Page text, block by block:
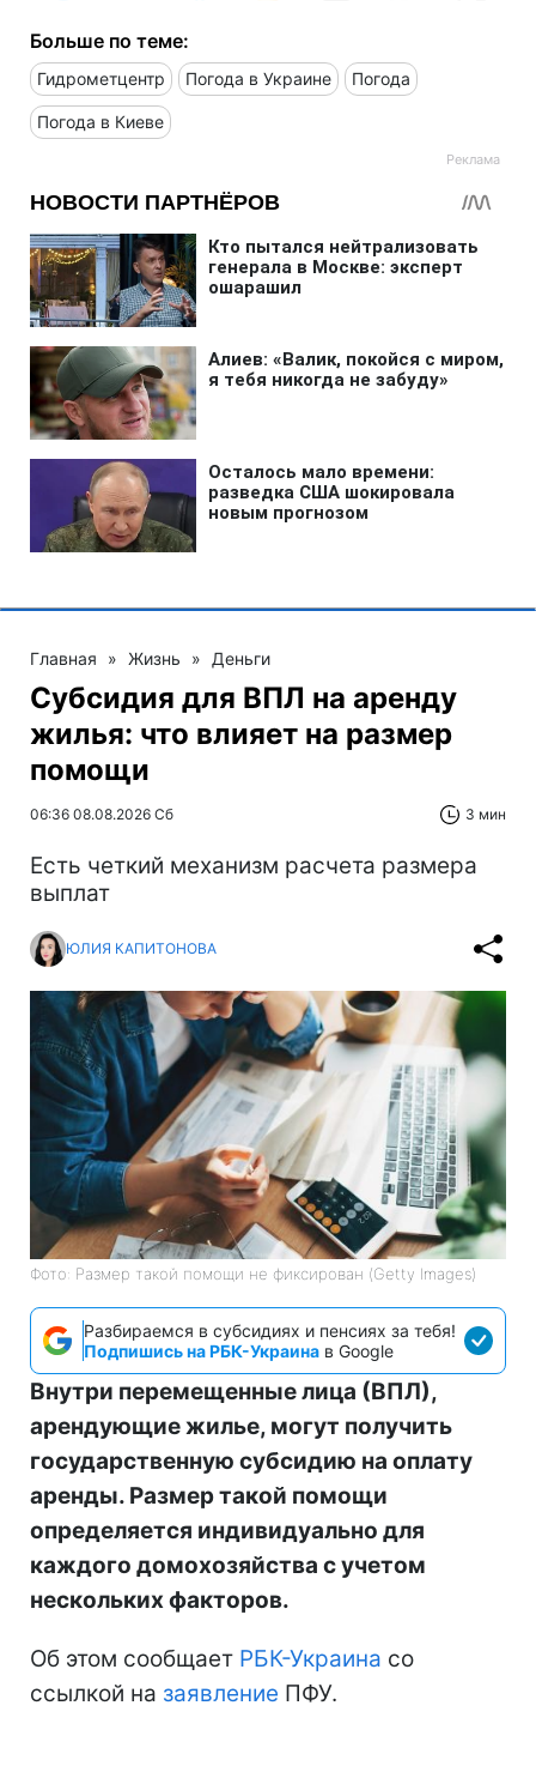
Больше по теме:
Гидрометцентр Погода в Украине Погода
Погода в Киеве
Главная » Жизнь » Деньги
Субсидия для ВПЛ на аренду
жилья: что влияет на размер
помощи
06:36 08.08.2026 Сб 3 мин
Есть четкий механизм расчета размера
выплат
ЮЛИЯ КАПИТОНОВА
Фото: Размер такой помощи не фиксирован (Getty Images)
Разбираемся в субсидиях и пенсиях за тебя!
Подпишись на РБК-Украина в Google
Внутри перемещенные лица (ВПЛ),
арендующие жилье, могут получить
государственную субсидию на оплату
аренды. Размер такой помощи
определяется индивидуально для
каждого домохозяйства с учетом
нескольких факторов.
Об этом сообщает РБК-Украина со
ссылкой на заявление ПФУ.